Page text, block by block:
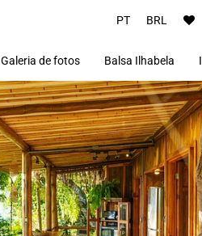
PT BRL
Galeria de fotos Balsa Ilhabela
Sobre nós
Termos de
Políticas de